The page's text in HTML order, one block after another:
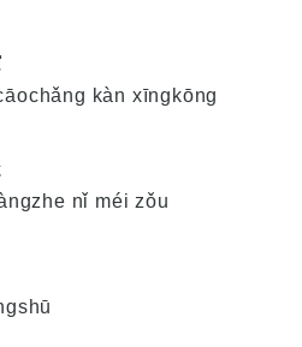
kàn xīngkōng
nǐ méi zǒu